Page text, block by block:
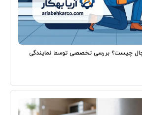
چیست؟ بررسی تخصصی توسط نمایندگی